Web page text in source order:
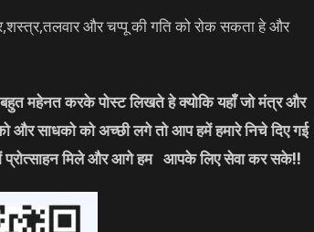
और चप्पू की गति को रोक सकता हे और
महेनत करके पोस्ट लिखते हे क्योकि यहाँ जो मंत्र और
और साधको को अच्छी लगे तो आप हमें हमारे निचे दिए गई
मिले और आगे हम आपके लिए सेवा कर सके!!